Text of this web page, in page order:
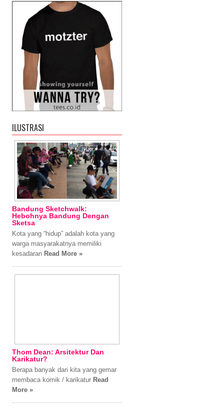
ILUSTRASI
Bandung Sketchwalk:
Hebohnya Bandung Dengan
Sketsa
Kota yang “hidup” adalah kota yang
warga masyarakatnya memiliki
kesadaran Read More »
Thom Dean: Arsitektur Dan
Karikatur?
Berapa banyak dari kita yang gemar
membaca komik / karikatur Read
More »